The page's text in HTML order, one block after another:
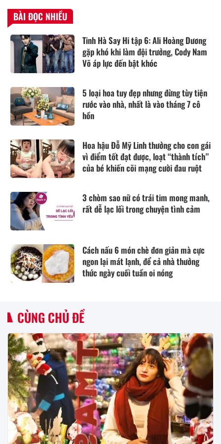
BÀI ĐỌC NHIỀU
Tinh Hà Say Hi tập 6: Ali Hoàng Dương
gặp khó khi làm đội trưởng, Cody Nam
Võ áp lực đến bật khóc
5 loại hoa tuy đẹp nhưng đừng tùy tiện
rước vào nhà, nhất là vào tháng 7 cô
hồn
Hoa hậu Đỗ Mỹ Linh thưởng cho con gái
vì điểm tốt đạt được, loạt “thành tích”
của bé khiến cõi mạng cười đau ruột
3 chòm sao nữ có trái tim mong manh,
rất dễ lạc lối trong chuyện tình cảm
Cách nấu 6 món chè đơn giản mà cực
ngon lại mát lạnh, để cả nhà thưởng
thức ngày cuối tuần oi nóng
CÙNG CHỦ ĐỀ